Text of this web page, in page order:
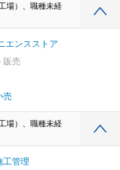
場）、職種未経
エンスストア
販売
売
場）、職種未経
工管理